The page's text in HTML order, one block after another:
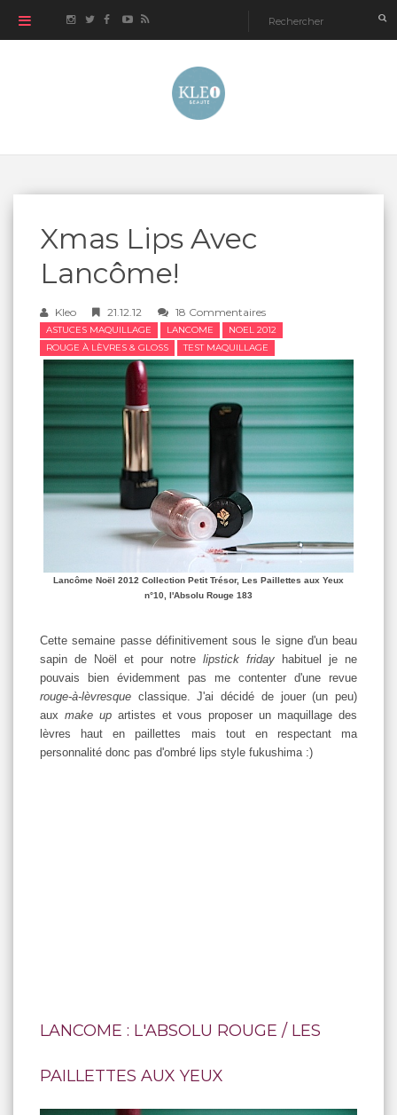
Xmas Lips Avec
Lancôme!
Kleo 21.12.12 18 Commentaires
ASTUCES MAQUILLAGE LANCOME
NOEL 2012
ROUGE À LÈVRES & GLOSS
TEST MAQUILLAGE
Lancôme Noël 2012 Collection Petit Trésor, Les Paillettes aux Yeux
n°10, l'Absolu Rouge 183
Cette semaine passe définitivement sous le signe d'un beau
sapin de Noël et pour notre lipstick friday habituel je ne
pouvais bien évidemment pas me contenter d'une revue
rouge-à-lèvresque classique. J'ai décidé de jouer (un peu)
aux make upartistes et vous proposer un maquillage des
lèvres haut en paillettes mais tout en respectant ma
personnalité donc pas d'ombré lips style fukushima :)
LANCOME : L'ABSOLU ROUGE / LES
PAILLETTES AUX YEUX